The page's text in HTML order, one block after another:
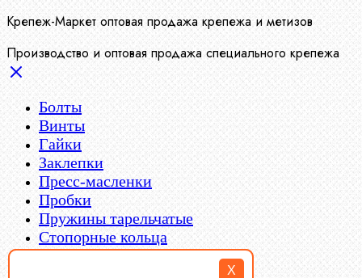
X
Крепеж-Маркет оптовая продажа крепежа и метизов
Производство и оптовая продажа специального крепежа
Болты
Винты
Гайки
Заклепки
Пресс-масленки
Пробки
Пружины тарельчатые
Стопорные кольца
Такелаж